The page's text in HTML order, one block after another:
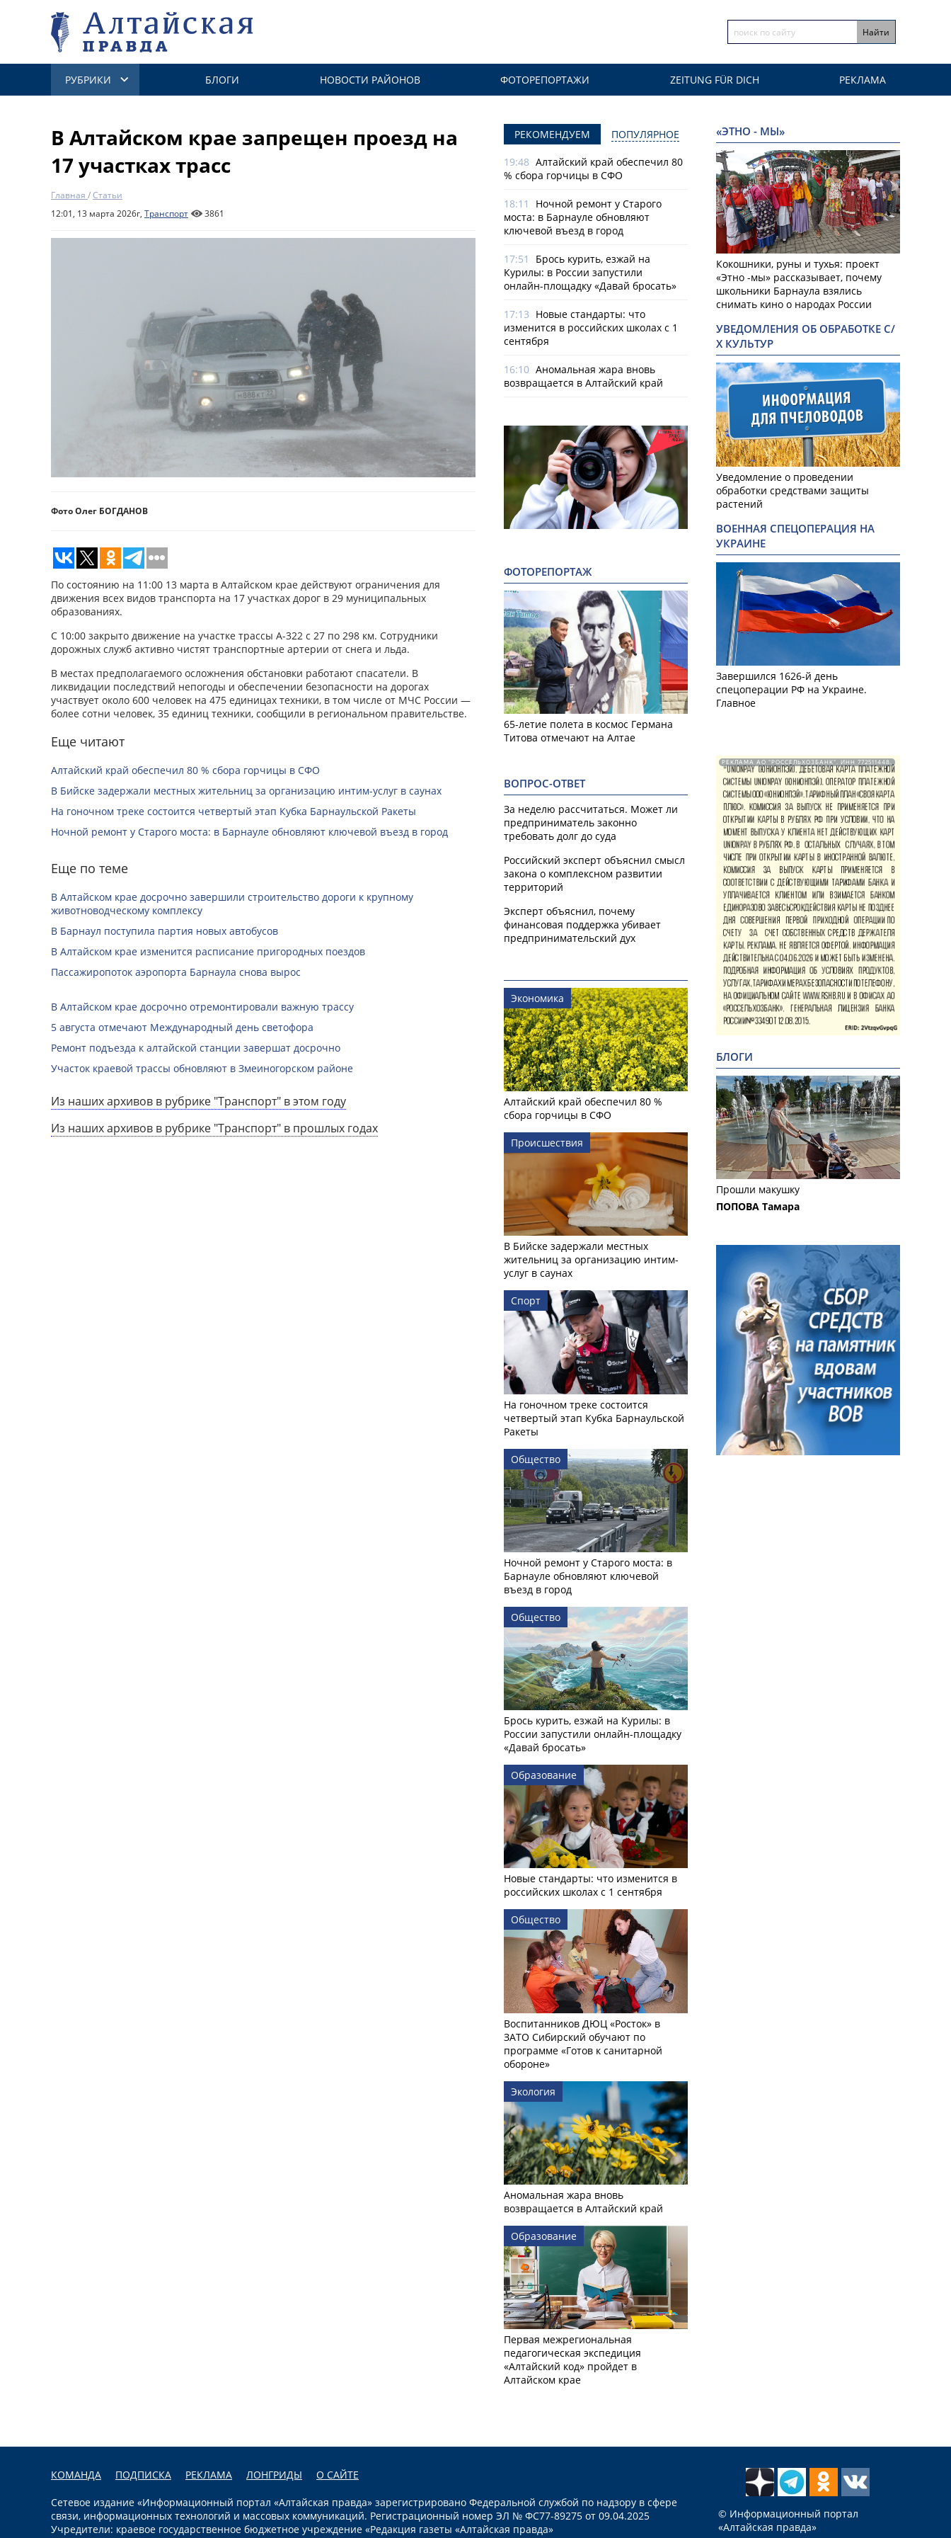
РУБРИКИ БЛОГИ НОВОСТИ РАЙОНОВ ФОТОРЕПОРТАЖИ ZEITUNG FÜR DICH РЕКЛАМА
В Алтайском крае запрещен проезд на
17 участках трасс
Главная /Статьи
12:01, 13 марта 2026г, Транспорт 3861
Фото Олег БОГДАНОВ
По состоянию на 11:00 13 марта в Алтайском крае действуют ограничения для
движения всех видов транспорта на 17 участках дорог в 29 муниципальных
образованиях.
С 10:00 закрыто движение на участке трассы А-322 с 27 по 298 км. Сотрудники
дорожных служб активно чистят транспортные артерии от снега и льда.
В местах предполагаемого осложнения обстановки работают спасатели. В
ликвидации последствий непогоды и обеспечении безопасности на дорогах
участвует около 600 человек на 475 единицах техники, в том числе от МЧС России —
более сотни человек, 35 единиц техники, сообщили в региональном правительстве.
Еще читают
Алтайский край обеспечил 80 % сбора горчицы в СФО
В Бийске задержали местных жительниц за организацию интим-услуг в саунах
На гоночном треке состоится четвертый этап Кубка Барнаульской Ракеты
Ночной ремонт у Старого моста: в Барнауле обновляют ключевой въезд в город
Еще по теме
В Алтайском крае досрочно завершили строительство дороги к крупному
животноводческому комплексу
В Барнаул поступила партия новых автобусов
В Алтайском крае изменится расписание пригородных поездов
Пассажиропоток аэропорта Барнаула снова вырос
В Алтайском крае досрочно отремонтировали важную трассу
5 августа отмечают Международный день светофора
Ремонт подъезда к алтайской станции завершат досрочно
Участок краевой трассы обновляют в Змеиногорском районе
Из наших архивов в рубрике "Транспорт" в этом году
Из наших архивов в рубрике "Транспорт" в прошлых годах
РЕКОМЕНДУЕМ ПОПУЛЯРНОЕ
19:48 Алтайский край обеспечил 80
% сбора горчицы в СФО
18:11
Ночной ремонт у Старого
моста: в Барнауле обновляют
ключевой въезд в город
17:51
Брось курить, езжай на
Курилы: в России запустили
онлайн-­площадку «Давай бросать»
17:13 Новые стандарты: что
изменится в российских школах с 1
сентября
16:10 Аномальная жара вновь
возвращается в Алтайский край
ФОТОРЕПОРТАЖ
65-летие полета в космос Германа
Титова отмечают на Алтае
ВОПРОС-ОТВЕТ
За неделю рассчитаться. Может ли
предприниматель законно
требовать долг до суда
Российский эксперт объяснил смысл
закона о комплексном развитии
территорий
Эксперт объяснил, почему
финансовая поддержка убивает
предпринимательский дух
Экономика
Алтайский край обеспечил 80 %
сбора горчицы в СФО
Происшествия
В Бийске задержали местных
жительниц за организацию интим-
услуг в саунах
Спорт
На гоночном треке состоится
четвертый этап Кубка Барнаульской
Ракеты
Общество
Ночной ремонт у Старого моста: в
Барнауле обновляют ключевой
въезд в город
Общество
Брось курить, езжай на Курилы: в
России запустили онлайн-­площадку
«Давай бросать»
Образование
Новые стандарты: что изменится в
российских школах с 1 сентября
Общество
Воспитанников ДЮЦ «Росток» в
ЗАТО Сибирский обучают по
программе «Готов к санитарной
обороне»
Экология
Аномальная жара вновь
возвращается в Алтайский край
Образование
Первая межрегиональная
педагогическая экспедиция
«Алтайский код» пройдет в
Алтайском крае
«ЭТНО - МЫ»
Кокошники, руны и тухья: проект
«Этно -мы» рассказывает, почему
школьники Барнаула взялись
снимать кино о народах России
УВЕДОМЛЕНИЯ ОБ ОБРАБОТКЕ С/
Х КУЛЬТУР
Уведомление о проведении
обработки средствами защиты
растений
ВОЕННАЯ СПЕЦОПЕРАЦИЯ НА
УКРАИНЕ
Завершился 1626-й день
спецоперации РФ на Украине.
Главное
РЕКЛАМА АО "РОССЕЛЬХОЗБАНК". ИНН 772511448.
БЛОГИ
Прошли макушку
ПОПОВА Тамара
КОМАНДА ПОДПИСКА РЕКЛАМА ЛОНГРИДЫ О САЙТЕ
Сетевое издание «Информационный портал «Алтайская правда» зарегистрировано Федеральной службой по надзору в сфере
связи, информационных технологий и массовых коммуникаций. Регистрационный номер ЭЛ № ФС77-89275 от 09.04.2025
Учредители: краевое государственное бюджетное учреждение «Редакция газеты «Алтайская правда»
© Информационный портал
«Алтайская правда»